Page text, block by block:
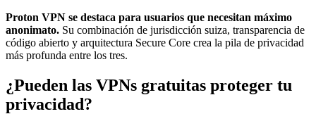
Proton VPN se destaca para usuarios que necesitan máximo
anonimato. Su combinación de jurisdicción suiza, transparencia de
código abierto y arquitectura Secure Core crea la pila de privacidad
más profunda entre los tres.
¿Pueden las VPNs gratuitas proteger tu
privacidad?